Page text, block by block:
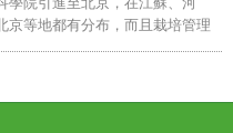
京等地都有分布，而且栽培管理
場等綠地叢植點綴，下面我們就